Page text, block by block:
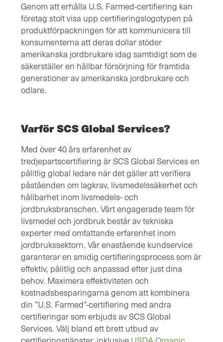
Genom att erhålla U.S. Farmed-certifiering kan
företag stolt visa upp certifieringslogotypen på
produktförpackningen för att kommunicera till
konsumenterna att deras dollar stöder
amerikanska jordbrukare idag samtidigt som de
säkerställer en hållbar försörjning för framtida
generationer av amerikanska jordbrukare och
odlare.
Varför SCS Global Services?
Med över 40 års erfarenhet av
tredjepartscertifiering är SCS Global Services en
pålitlig global ledare när det gäller att verifiera
påståenden om lagkrav, livsmedelssäkerhet och
hållbarhet inom livsmedels- och
jordbruksbranschen. Vårt engagerade team för
livsmedel och jordbruk består av tekniska
experter med omfattande erfarenhet inom
jordbrukssektorn. Vår enastående kundservice
garanterar en smidig certifieringsprocess som är
effektiv, pålitlig och anpassad efter just dina
behov. Maximera effektiviteten och
kostnadsbesparingarna genom att kombinera
din ”U.S. Farmed”-certifiering med andra
certifieringar som erbjuds av SCS Global
Services. Välj bland ett brett utbud av